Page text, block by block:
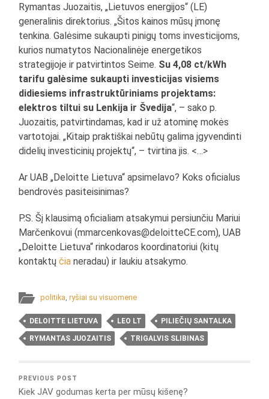
Rymantas Juozaitis, „Lietuvos energijos“ (LE)
generalinis direktorius. „Šitos kainos mūsų įmonę
tenkina. Galėsime sukaupti pinigų toms investicijoms,
kurios numatytos Nacionalinėje energetikos
strategijoje ir patvirtintos Seime. Su 4,08 ct/kWh
tarifu galėsime sukaupti investicijas visiems
didiesiems infrastruktūriniams projektams:
elektros tiltui su Lenkija ir Švedija“, – sako p.
Juozaitis, patvirtindamas, kad ir už atominę mokės
vartotojai. „Kitaip praktiškai nebūtų galima įgyvendinti
didelių investicinių projektų“, – tvirtina jis. <…>
Ar UAB „Deloitte Lietuva“ apsimelavo? Koks oficialus
bendrovės pasiteisinimas?
P.S. Šį klausimą oficialiam atsakymui persiunčiu Mariui
Marčenkovui (mmarcenkovas@deloitteCE.com), UAB
„Deloitte Lietuva“ rinkodaros koordinatoriui (kitų
kontaktųčia neradau) ir laukiu atsakymo.
politika ,ryšiai su visuomene
DELOITTE LIETUVA LEO LT PILIEČIŲ SANTALKA
RYMANTAS JUOZAITIS TRIGALVIS SLIBINAS
PREVIOUS POST
Kiek JAV godumas kerta per mūsų kišenę?